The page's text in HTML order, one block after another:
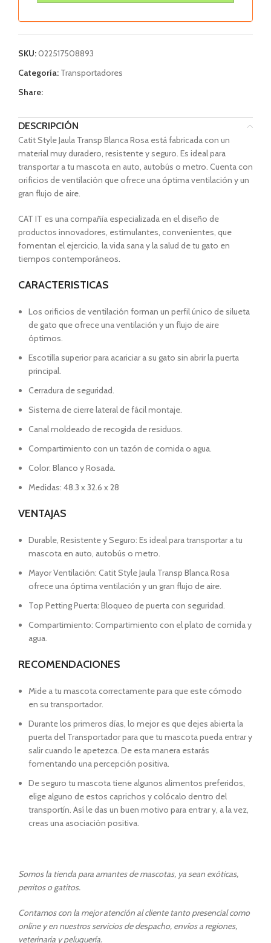
SKU:022517508893
Categoría: Transportadores
Share:
DESCRIPCIÓN
Catit Style Jaula Transp Blanca Rosa está fabricada con un
material muy duradero, resistente y seguro. Es ideal para
transportar a tu mascota en auto, autobús o metro. Cuenta con
orificios de ventilación que ofrece una óptima ventilación y un
gran flujo de aire.
CAT IT es una compañía especializada en el diseño de
productos innovadores, estimulantes, convenientes, que
fomentan el ejercicio, la vida sana y la salud de tu gato en
tiempos contemporáneos.
CARACTERISTICAS
Los orificios de ventilación forman un perfil único de silueta
de gato que ofrece una ventilación y un flujo de aire
óptimos.
Escotilla superior para acariciar a su gato sin abrir la puerta
principal.
Cerradura de seguridad.
Sistema de cierre lateral de fácil montaje.
Canal moldeado de recogida de residuos.
Compartimiento con un tazón de comida o agua.
Color: Blanco y Rosada.
Medidas: 48.3 x 32.6 x 28
VENTAJAS
Durable, Resistente y Seguro: Es ideal para transportar a tu
mascota en auto, autobús o metro.
Mayor Ventilación: Catit Style Jaula Transp Blanca Rosa
ofrece una óptima ventilación y un gran flujo de aire.
Top Petting Puerta: Bloqueo de puerta con seguridad.
Compartimiento: Compartimiento con el plato de comida y
agua.
RECOMENDACIONES
Mide a tu mascota correctamente para que este cómodo
en su transportador.
Durante los primeros días, lo mejor es que dejes abierta la
puerta del Transportador para que tu mascota pueda entrar y
salir cuando le apetezca. De esta manera estarás
fomentando una percepción positiva.
De seguro tu mascota tiene algunos alimentos preferidos,
elige alguno de estos caprichos y colócalo dentro del
transportín. Así le das un buen motivo para entrar y, a la vez,
creas una asociación positiva.
Somos la tienda para amantes de mascotas, ya sean exóticas,
perritos o gatitos.
Contamos con la mejor atención al cliente tanto presencial como
online y en nuestros servicios de despacho, envíos a regiones,
veterinaria y peluquería.